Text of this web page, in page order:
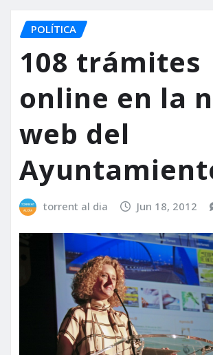
POLÍTICA
108 trámites
online en la
web del
torrent al dia Jun 18, 2012